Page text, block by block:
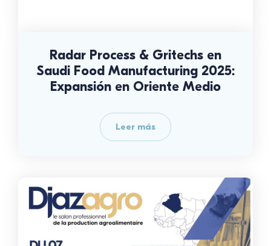
Radar Process & Gritechs en
Saudi Food Manufacturing 2025:
Expansión en Oriente Medio
Leer más